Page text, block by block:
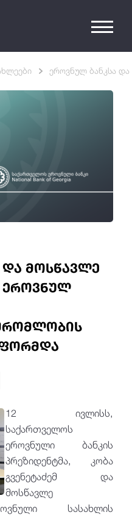
ეროვნულ ბანკსა
მოსწავლე
ეროვნულ
12 ივლისს,
საქართველოს
ეროვნული ბანკის
პრეზიდენტმა, კობა
გვენეტაძემ და
მოსწავლე
სასახლის